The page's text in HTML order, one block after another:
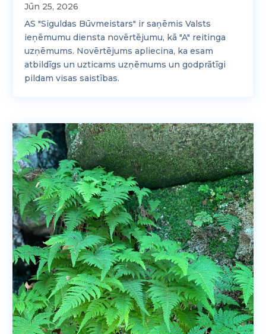
Jūn 25, 2026
AS "Siguldas Būvmeistars" ir saņēmis Valsts
ieņēmumu diensta novērtējumu, kā "A" reitinga
uzņēmums. Novērtējums apliecina, ka esam
atbildīgs un uzticams uzņēmums un godprātīgi
pildam visas saistības.